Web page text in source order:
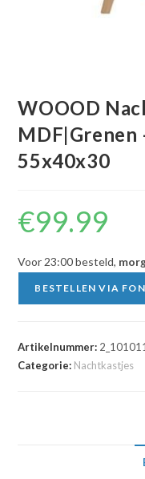
WOOOD
MDF|Grenen
55x40x30
€99.99
Voor 23:00 besteld,
BESTELLEN VIA
Artikelnummer:
Categorie: Nachtkastjes